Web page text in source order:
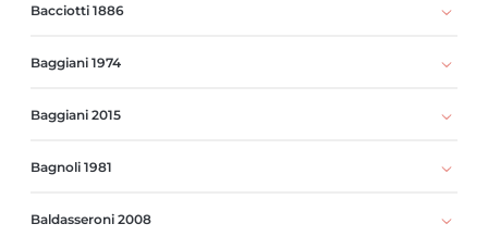
Bacciotti 1886
Baggiani 1974
Baggiani 2015
Bagnoli 1981
Baldasseroni 2008